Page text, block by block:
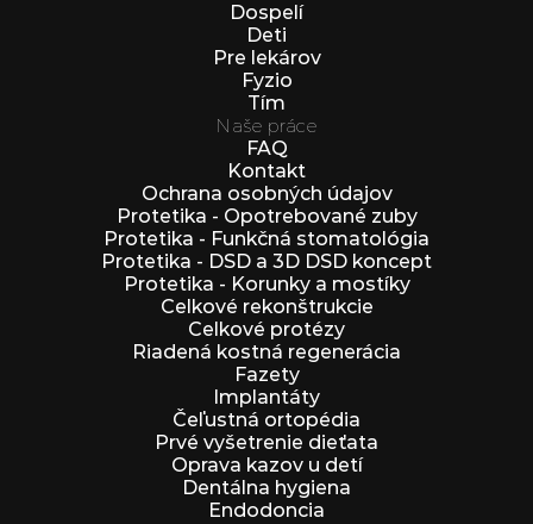
Dospelí
Deti
Pre lekárov
Fyzio
Tím
Naše práce
FAQ
Kontakt
Ochrana osobných údajov
Protetika - Opotrebované zuby
Protetika - Funkčná stomatológia
Protetika - DSD a 3D DSD koncept
Protetika - Korunky a mostíky
Celkové rekonštrukcie
Celkové protézy
Riadená kostná regenerácia
Fazety
Implantáty
Čeľustná ortopédia
Prvé vyšetrenie dieťata
Oprava kazov u detí
Dentálna hygiena
Endodoncia